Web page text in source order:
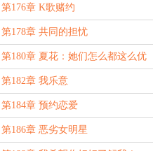
第176章 K歌赌约
第178章 共同的担忧
第180章 夏花：她们怎么都这么优
秀啊？
第182章 我乐意
第184章 预约恋爱
第186章 恶劣女明星